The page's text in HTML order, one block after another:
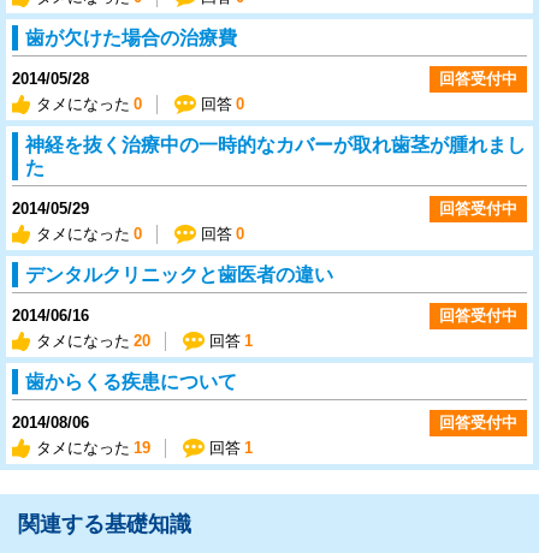
歯が欠けた場合の治療費
2014/05/28
タメになった 0 回答 0
回答受付中
神経を抜く治療中の一時的なカバーが取れ歯茎が腫れまし
た
2014/05/29
タメになった 0 回答 0
回答受付中
デンタルクリニックと歯医者の違い
2014/06/16
タメになった 20 回答 1
回答受付中
歯からくる疾患について
2014/08/06
タメになった 19 回答 1
回答受付中
関連する基礎知識